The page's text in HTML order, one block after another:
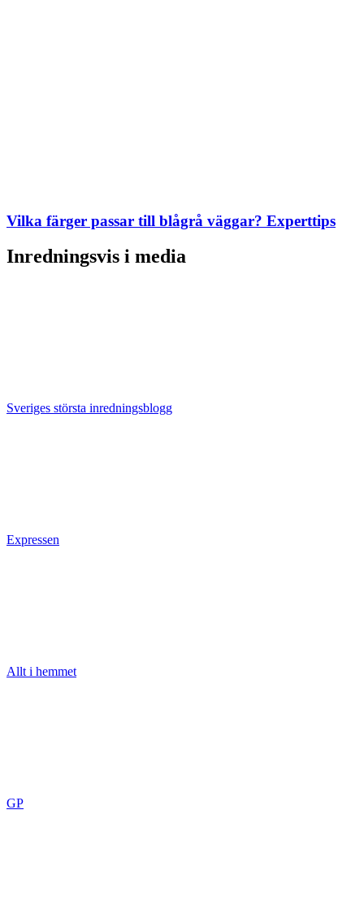
Vilka färger passar till blågrå väggar? Experttips
Inredningsvis i media
Sveriges största inredningsblogg
Expressen
Allt i hemmet
GP